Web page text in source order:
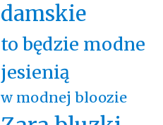
damskie
to będzie modne
jesienią
w modnej bloozie